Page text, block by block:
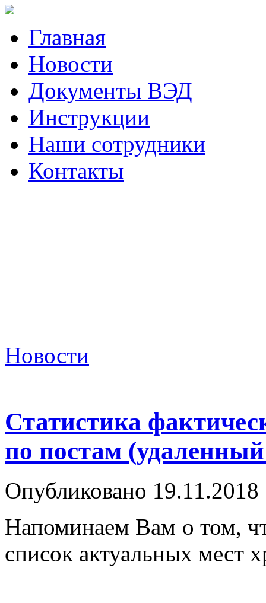
Главная
Новости
Документы ВЭД
Инструкции
Наши сотрудники
Контакты
Новости
Статистика
по постам
Опубликовано 19.11.2018
Напоминаем Вам о том,
список актуальных мест